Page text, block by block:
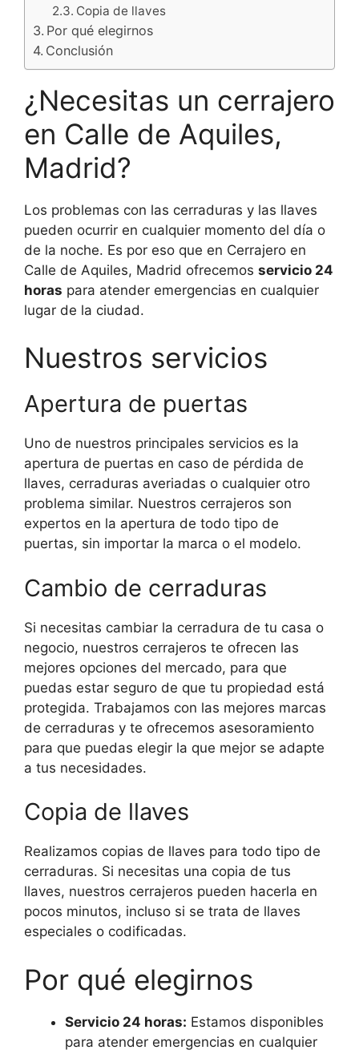
Copia de llaves
Por qué elegirnos
Conclusión
¿Necesitas un cerrajero
en Calle de Aquiles,
Madrid?
Los problemas con las cerraduras y las llaves
pueden ocurrir en cualquier momento del día o
de la noche. Es por eso que en Cerrajero en
Calle de Aquiles, Madrid ofrecemos servicio 24
horas para atender emergencias en cualquier
lugar de la ciudad.
Nuestros servicios
Apertura de puertas
Uno de nuestros principales servicios es la
apertura de puertas en caso de pérdida de
llaves, cerraduras averiadas o cualquier otro
problema similar. Nuestros cerrajeros son
expertos en la apertura de todo tipo de
puertas, sin importar la marca o el modelo.
Cambio de cerraduras
Si necesitas cambiar la cerradura de tu casa o
negocio, nuestros cerrajeros te ofrecen las
mejores opciones del mercado, para que
puedas estar seguro de que tu propiedad está
protegida. Trabajamos con las mejores marcas
de cerraduras y te ofrecemos asesoramiento
para que puedas elegir la que mejor se adapte
a tus necesidades.
Copia de llaves
Realizamos copias de llaves para todo tipo de
cerraduras. Si necesitas una copia de tus
llaves, nuestros cerrajeros pueden hacerla en
pocos minutos, incluso si se trata de llaves
especiales o codificadas.
Por qué elegirnos
Servicio 24 horas: Estamos disponibles
para atender emergencias en cualquier